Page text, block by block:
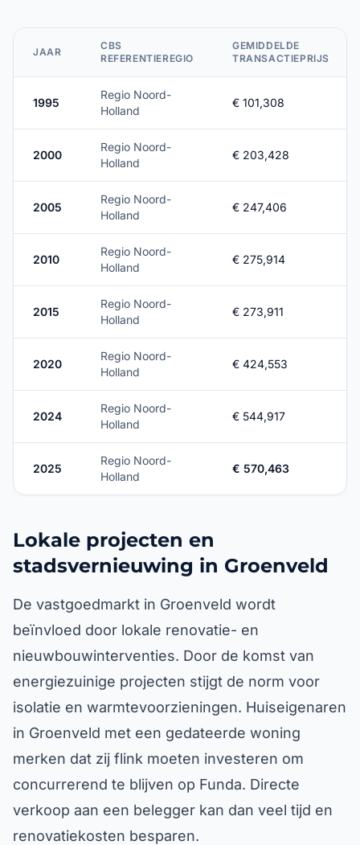
JAAR
CBS
REFERENTIEREGIO
GEMIDDELDE
TRANSACTIEPRIJS
1995
Regio Noord-
Holland
€ 101,308
2000
Regio Noord-
Holland
€ 203,428
2005
Regio Noord-
Holland
€ 247,406
2010
Regio Noord-
Holland
€ 275,914
2015
Regio Noord-
Holland
€ 273,911
2020
Regio Noord-
Holland
€ 424,553
2024
Regio Noord-
Holland
€ 544,917
2025
Regio Noord-
Holland
€ 570,463
Lokale projecten en
stadsvernieuwing in Groenveld
De vastgoedmarkt in Groenveld wordt
beïnvloed door lokale renovatie- en
nieuwbouwinterventies. Door de komst van
energiezuinige projecten stijgt de norm voor
isolatie en warmtevoorzieningen. Huiseigenaren
in Groenveld met een gedateerde woning
merken dat zij flink moeten investeren om
concurrerend te blijven op Funda. Directe
verkoop aan een belegger kan dan veel tijd en
renovatiekosten besparen.